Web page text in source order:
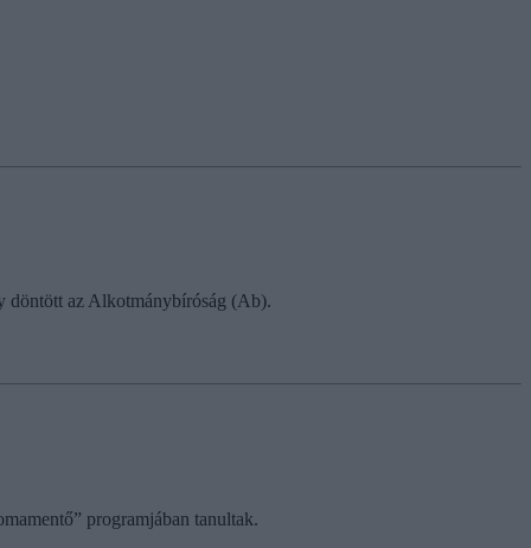
döntött az Alkotmánybíróság (Ab).
programjában tanultak.